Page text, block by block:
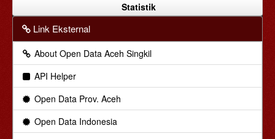
Statistik
Link Eksternal
About Open Data Aceh Singkil
API Helper
Open Data Prov. Aceh
Open Data Indonesia